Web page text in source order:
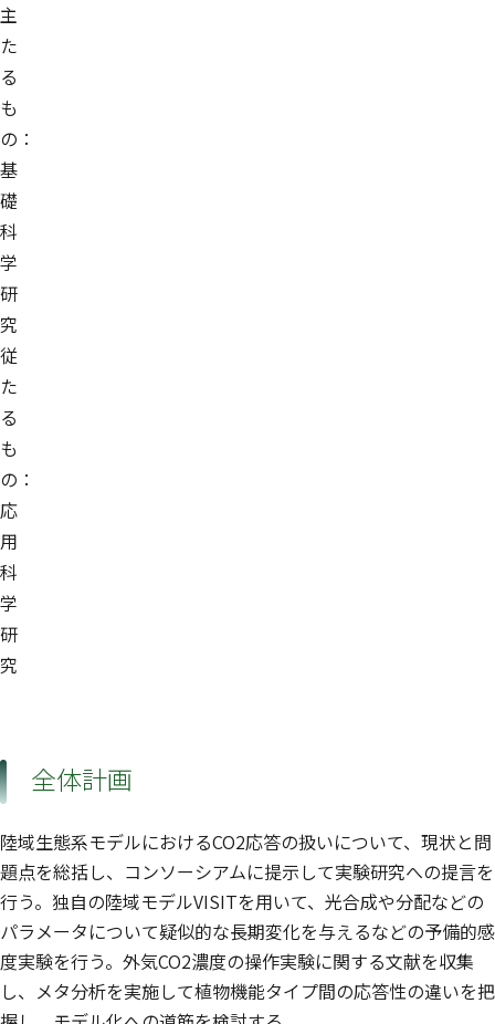
主
た
る
も
の：
基
礎
科
学
研
究
従
た
る
も
の：
応
用
科
学
研
究
全体計画
陸域生態系モデルにおけるCO2応答の扱いについて、現状と問
題点を総括し、コンソーシアムに提示して実験研究への提言を
行う。独自の陸域モデルVISITを用いて、光合成や分配などの
パラメータについて疑似的な長期変化を与えるなどの予備的感
度実験を行う。外気CO2濃度の操作実験に関する文献を収集
し、メタ分析を実施して植物機能タイプ間の応答性の違いを把